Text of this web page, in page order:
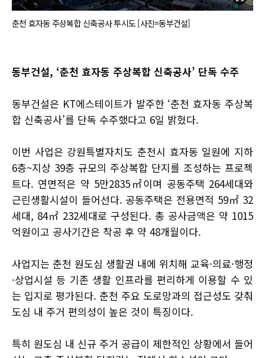
춘천 효자동 주상복합 신축공사 투시도 [사진=동부건설]
동부건설, ‘춘천 효자동 주상복합 신축공사’ 단독 수주
동부건설은 KT에스테이트가 발주한 ‘춘천 효자동 주상복
합 신축공사’를 단독 수주했다고 6일 밝혔다.
이번 사업은 강원특별자치도 춘천시 효자동 일원에 지하
6층~지상 39층 규모의 주상복합 단지를 조성하는 프로젝
트다. 연면적은 약 5만2835㎡이며 공동주택 264세대와
근린생활시설이 들어선다. 공동주택은 전용면적 59㎡ 32
세대, 84㎡ 232세대로 구성된다. 총 공사금액은 약 1015
억원이고 공사기간은 착공 후 약 48개월이다.
사업지는 춘천 원도심 생활권 내에 위치해 교육·의료·행정
·상업시설 등 기존 생활 인프라를 편리하게 이용할 수 있
는 입지로 평가된다. 춘천 주요 도로망과의 접근성도 갖춰
도심 내 주거 편의성이 높은 것이 특징이다.
특히 원도심 내 신규 주거 공급이 제한적인 상황에서 들어